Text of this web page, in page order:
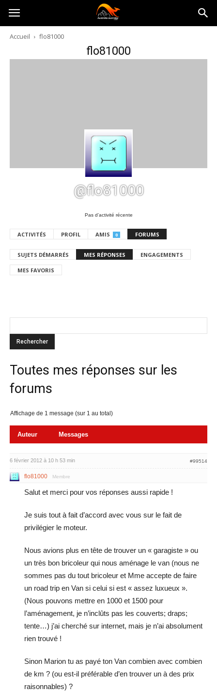
Australia-
australie.com
Accueil flo81000
flo81000
@flo81000
Pas d’activité récente
ACTIVITÉS PROFIL AMIS 0 FORUMS
SUJETS DÉMARRÉS MES RÉPONSES ENGAGEMENTS
MES FAVORIS
Toutes mes réponses sur les
forums
Affichage de 1 message (sur 1 au total)
Auteur Messages
6 février 2012 à 10 h 53 min #99514
flo81000 Membre
Salut et merci pour vos réponses aussi rapide !
Je suis tout à fait d’accord avec vous sur le fait de
privilégier le moteur.
Nous avions plus en tête de trouver un « garagiste » ou
un très bon bricoleur qui nous aménage le van (nous ne
sommes pas du tout bricoleur et Mme accepte de faire
un road trip en Van si celui si est « assez luxueux ».
(Nous pouvons mettre en 1000 et 1500 pour
l’aménagement, je n’inclûts pas les couverts; draps;
tente…) j’ai cherché sur internet, mais je n’ai absolument
rien trouvé !
Sinon Marion tu as payé ton Van combien avec combien
de km ? (ou est-il préférable d’en trouver un à des prix
raisonnables) ?